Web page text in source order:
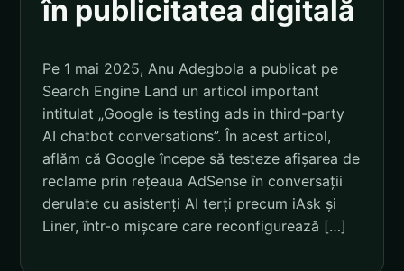
în publicitatea digitală
Pe 1 mai 2025, Anu Adegbola a publicat pe
Search Engine Land un articol important
intitulat „Google is testing ads in third-party
AI chatbot conversations”. În acest articol,
aflăm că Google începe să testeze afișarea de
reclame prin rețeaua AdSense în conversații
derulate cu asistenți AI terți precum iAsk și
Liner, într-o mișcare care reconfigurează […]